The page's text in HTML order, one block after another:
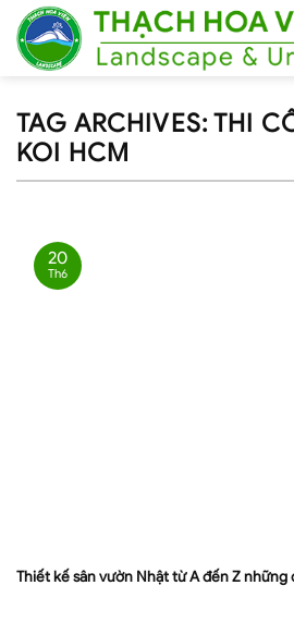
Skip
content
TAG ARCHIVES:THI
KOI HCM
Thiết kế sân vườn Nhật từ A đến Z những
20
Th6